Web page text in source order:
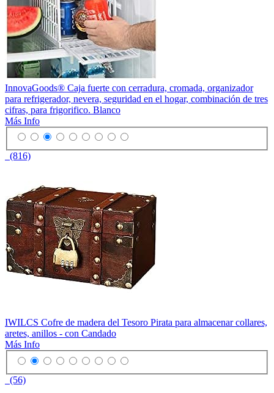
InnovaGoods® Caja fuerte con cerradura, cromada, organizador
para refrigerador, nevera, seguridad en el hogar, combinación de tres
cifras, para frigorifico. Blanco
Más Info
(816)
IWILCS Cofre de madera del Tesoro Pirata para almacenar collares,
aretes, anillos - con Candado
Más Info
(56)